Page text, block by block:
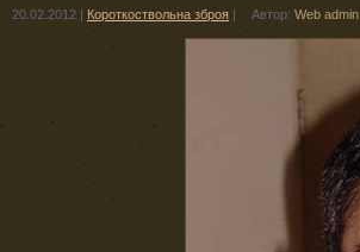
20.02.2012 | Короткоствольна зброя | Автор: Web admin